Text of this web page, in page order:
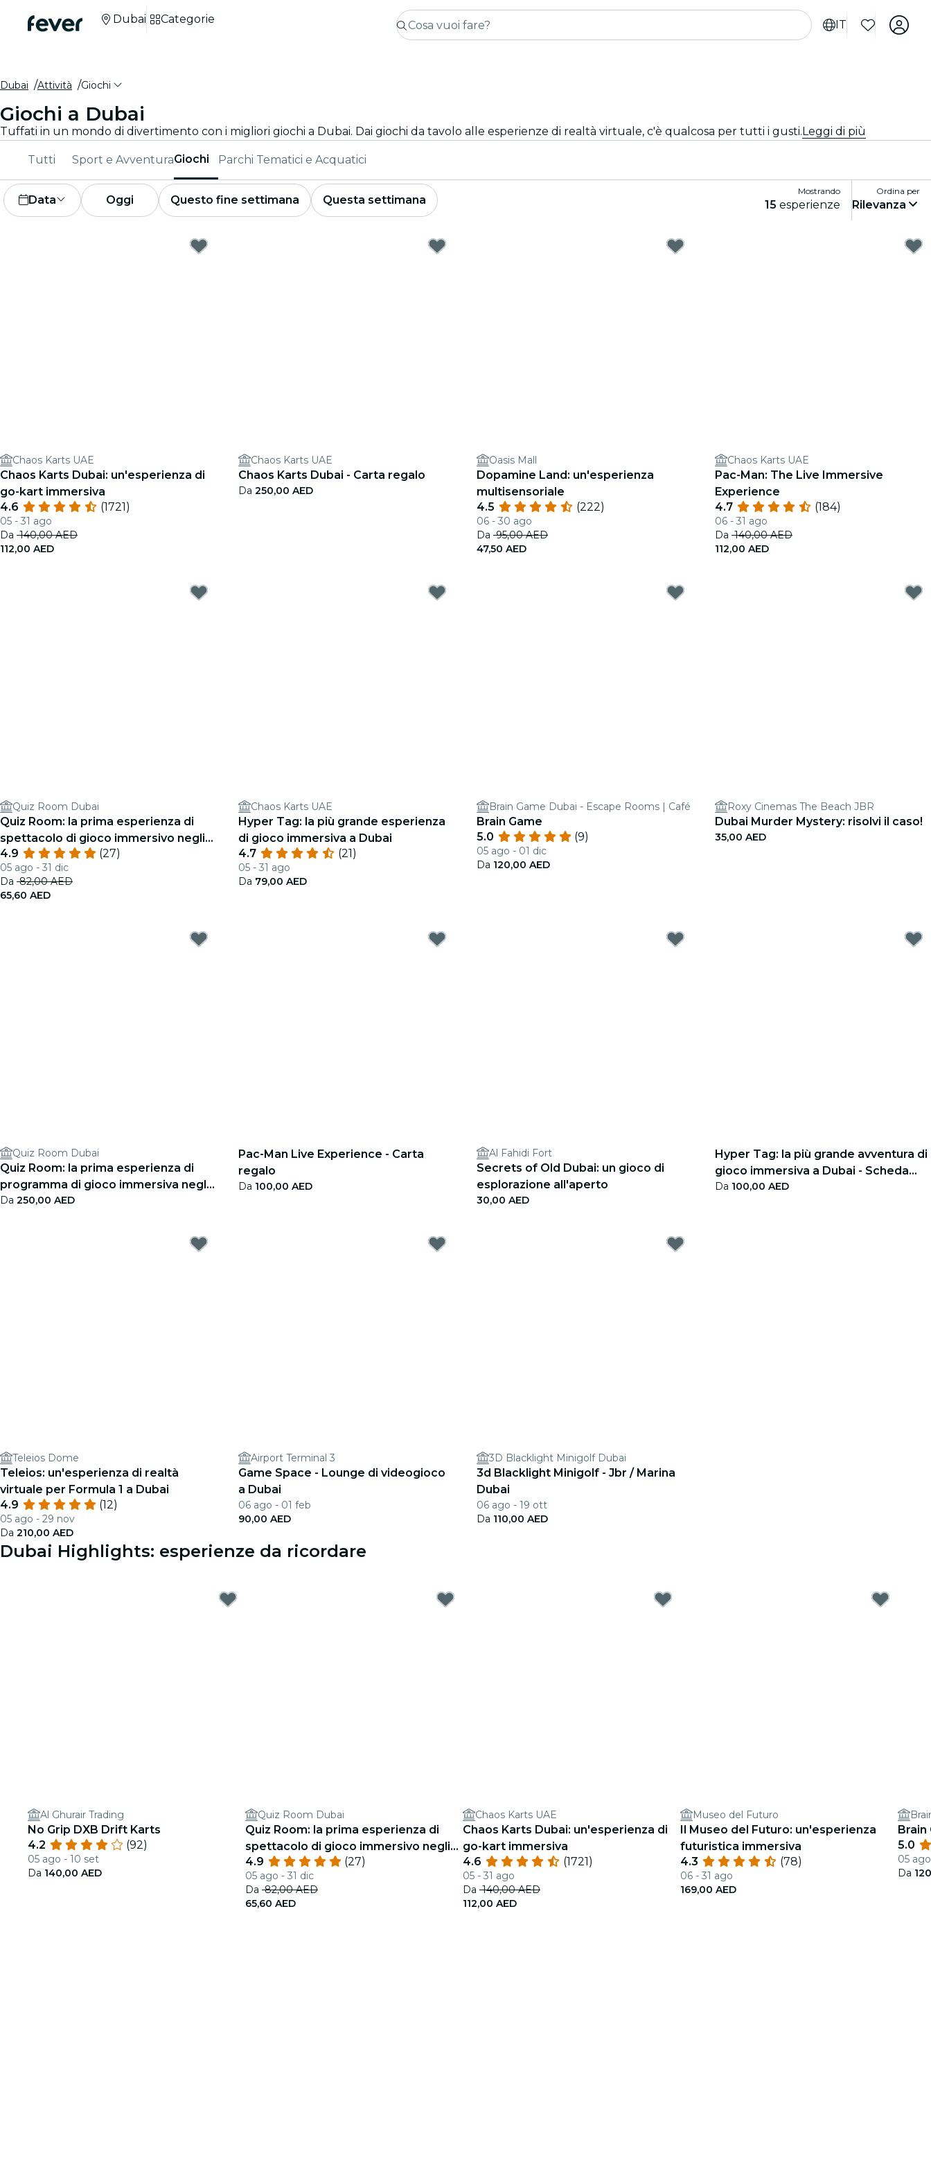
IT
Dubai Categorie
Dubai Attività Giochi
Giochi a Dubai
Tuffati in un mondo di divertimento con i migliori giochi a Dubai. Dai giochi da tavolo alle esperienze di realtà virtuale, c'è qualcosa per tutti i gusti.Leggi di più
Tutti Sport e AvventuraGiochi Parchi Tematici e Acquatici
Data Oggi Questo fine settimana Questa settimana
Mostrando
15 esperienze
Ordina per
Rilevanza
Chaos Karts UAE
Chaos Karts Dubai: un'esperienza di
go-kart immersiva
4.6
(1721)
05 - 31 ago
Da 140,00 AED
112,00 AED
Chaos Karts UAE
Chaos Karts Dubai - Carta regalo
Da 250,00 AED
Oasis Mall
Dopamine Land: un'esperienza
multisensoriale
4.5
(222)
06 - 30 ago
Da 95,00 AED
47,50 AED
Chaos Karts UAE
Pac-Man: The Live Immersive
Experience
4.7
(184)
06 - 31 ago
Da 140,00 AED
112,00 AED
Quiz Room Dubai
Quiz Room: la prima esperienza di
spettacolo di gioco immersivo negli
Emirati
4.9 (27)
05 ago - 31 dic
Da 82,00 AED
65,60 AED
Chaos Karts UAE
Hyper Tag: la più grande esperienza
di gioco immersiva a Dubai
4.7
(21)
05 - 31 ago
Da 79,00 AED
Brain Game Dubai - Escape Rooms | Café
Brain Game
5.0
(9)
05 ago - 01 dic
Da 120,00 AED
Roxy Cinemas The Beach JBR
Dubai Murder Mystery: risolvi il caso!
35,00 AED
Quiz Room Dubai
Quiz Room: la prima esperienza di
programma di gioco immersiva negli
Emirati - Carta regalo
Da 250,00 AED
Pac-Man Live Experience - Carta
regalo
Da 100,00 AED
Al Fahidi Fort
Secrets of Old Dubai: un gioco di
esplorazione all'aperto
30,00 AED
Hyper Tag: la più grande avventura di
gioco immersiva a Dubai - Scheda
regalo
Da 100,00 AED
Teleios Dome
Teleios: un'esperienza di realtà
virtuale per Formula 1 a Dubai
4.9
(12)
05 ago - 29 nov
Da 210,00 AED
Airport Terminal 3
Game Space - Lounge di videogioco
a Dubai
06 ago - 01 feb
90,00 AED
3D Blacklight Minigolf Dubai
3d Blacklight Minigolf - Jbr / Marina
Dubai
06 ago - 19 ott
Da 110,00 AED
Dubai Highlights: esperienze da ricordare
Al Ghurair Trading
No Grip DXB Drift Karts
4.2
(92)
05 ago - 10 set
Da 140,00 AED
Quiz Room Dubai
Quiz Room: la prima esperienza di
spettacolo di gioco immersivo negli
Emirati
4.9 (27)
05 ago - 31 dic
Da 82,00 AED
65,60 AED
Chaos Karts UAE
Chaos Karts Dubai: un'esperienza di
go-kart immersiva
4.6
(1721)
05 - 31 ago
Da 140,00 AED
112,00 AED
Museo del Futuro
Il Museo del Futuro: un'esperienza
futuristica immersiva
4.3
(78)
06 - 31 ago
169,00 AED
Brain
5.0
05
Da